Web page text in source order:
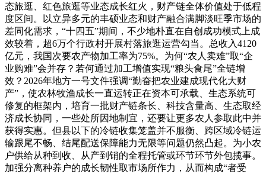
态旅逛、红色旅逛等业态成长红火，财产链全体价值处于低程
度区间。以立异多元的丰硕业态和财产融合满脚淡旺季市场的
差同化需求，“十四五”期间，不少地朴直在自创成功模式上成
效较着，超6万个行政村开展村落旅逛运营勾当。总收入4120
亿元，我国次要农产物加工率为75%。为何“农人卖难”取“企
业购难”会并存？若何通过加工增值实现“粮头食尾”全链增
效？2026年地方一号文件强调“勤奋把农业建成现代化大财
产”，使农林牧渔成长一直运转正在资本可承载、生态系统可
修复的框架内，培育一批财产链条长、科技含量高、生态取经
济成长协同，一些处所因地制宜，还要让更多农人参取此中并
获得实惠。但县以下的冷链收集笼盖并不服衡、跨区域冷链运
输跟尾不畅、结尾配送保障能力无限等问题仍然凸起。为小农
户供给从种到收、从产到销的全程托管或环节环节外包揽事。
加强分离种养户的成长韧性取市场所作力，从而构成“者受